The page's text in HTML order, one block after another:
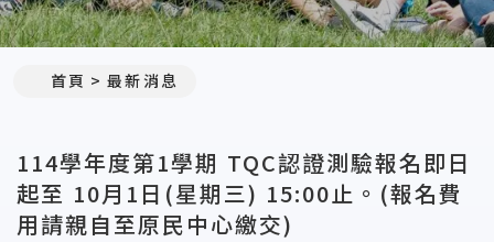
首頁 最新消息
114學年度第1學期 TQC認證測驗報名即日
起至 10月1日(星期三) 15:00止。(報名費
用請親自至原民中心繳交)